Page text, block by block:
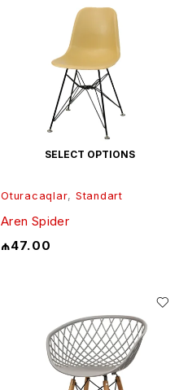
SELECT OPTIONS
Oturacaqlar, Standart
Aren Spider
₼47.00